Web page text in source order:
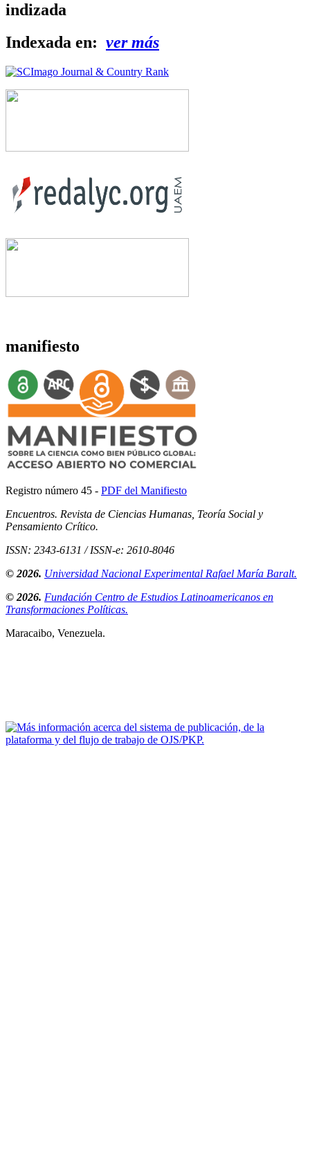
indizada
Indexada en: ver más
manifiesto
Registro número 45 - PDF del Manifiesto
Encuentros. Revista de Ciencias Humanas, Teoría Social y
Pensamiento Crítico.
ISSN: 2343-6131 / ISSN-e: 2610-8046
© 2026. Universidad Nacional Experimental Rafael María Baralt.
© 2026. Fundación Centro de Estudios Latinoamericanos en
Transformaciones Políticas.
Maracaibo, Venezuela.